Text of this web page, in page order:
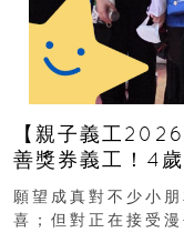
【親子義工
善獎券義工！4
新界
願望成真對不少小
喜；但對正在接受